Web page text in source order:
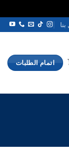
اتمام الطلبات